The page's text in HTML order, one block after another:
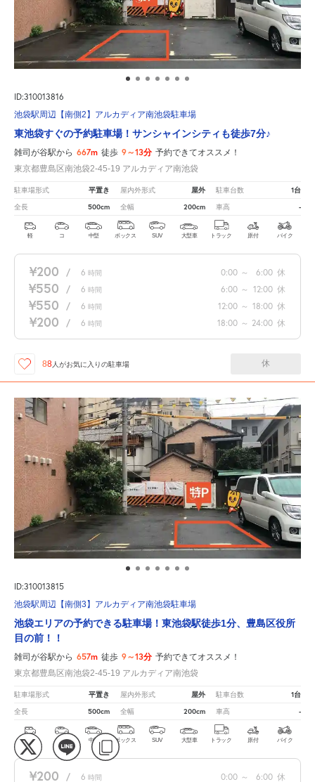
ID:310013816
池袋駅周辺【南側2】アルカディア南池袋駐車場
東池袋すぐの予約駐車場！サンシャインシティも徒歩7分♪
雑司が谷駅から 667m 徒歩 9～13分 予約できてオススメ！
東京都豊島区南池袋2-45-19 アルカディア南池袋
駐車場形式 平置き 屋内外形式 屋外 駐車台数 1台
全長 500cm 全幅 200cm 車高 -
軽 コ 中型 ボックス SUV 大型車 トラック 原付 バイク
¥200 / 6 時間 0:00 ～ 6:00 休
¥550 / 6 時間 6:00 ～ 12:00 休
¥550 / 6 時間 12:00 ～ 18:00 休
¥200 / 6 時間 18:00 ～ 24:00 休
88 人がお気に入りの駐車場 休
ID:310013815
池袋駅周辺【南側3】アルカディア南池袋駐車場
池袋エリアの予約できる駐車場！東池袋駅徒歩1分、豊島区役所
目の前！！
雑司が谷駅から 657m 徒歩 9～13分 予約できてオススメ！
東京都豊島区南池袋2-45-19 アルカディア南池袋
駐車場形式 平置き 屋内外形式 屋外 駐車台数 1台
全長 500cm 全幅 200cm 車高 -
軽 コ 中型 ボックス SUV 大型車 トラック 原付 バイク
¥200 / 6 時間 0:00 ～ 6:00 休